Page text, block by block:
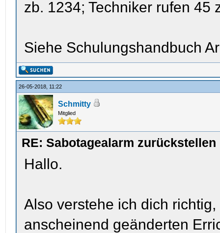
zb. 1234; Techniker rufen 45
Siehe Schulungshandbuch
26-05-2018, 11:22
Schmitty
Mitglied
RE: Sabotagealarm zurückstellen
Hallo.
Also verstehe ich dich
anscheinend geänderten